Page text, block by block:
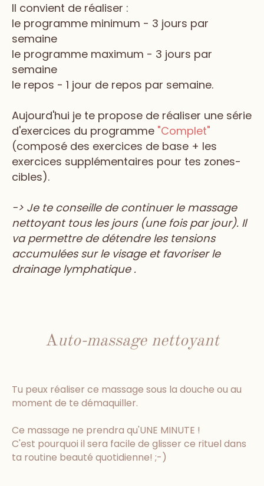
Il convient de réaliser :
le programme minimum - 3 jours par
semaine
le programme maximum - 3 jours par
semaine
le repos - 1 jour de repos par semaine.
Aujourd'hui je te propose de réaliser une série
d'exercices du programme "Complet"
(composé des exercices de base + les
exercices supplémentaires pour tes zones-
cibles).
-> Je te conseille de continuer le massage
nettoyant tous les jours (une fois par jour). Il
va permettre de détendre les tensions
accumulées sur le visage et favoriser le
drainage lymphatique .
Auto-massage nettoyant
Tu peux réaliser ce massage sous la douche ou au
moment de te démaquiller.
Ce massage ne prendra qu'UNE MINUTE !
C'est pourquoi il sera facile de glisser ce rituel dans
ta routine beauté quotidienne! ;-)